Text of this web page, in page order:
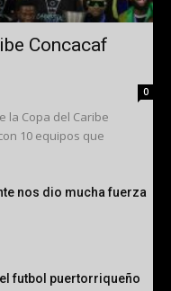
Concacaf
0
la Copa del Caribe
10 equipos que
nos dio mucha fuerza
futbol puertorriqueño